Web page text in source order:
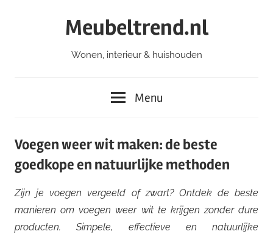
Meubeltrend.nl
Wonen, interieur & huishouden
Menu
Voegen weer wit maken: de beste
goedkope en natuurlijke methoden
Zijn je voegen vergeeld of zwart? Ontdek de beste
manieren om voegen weer wit te krijgen zonder dure
producten. Simpele, effectieve en natuurlijke